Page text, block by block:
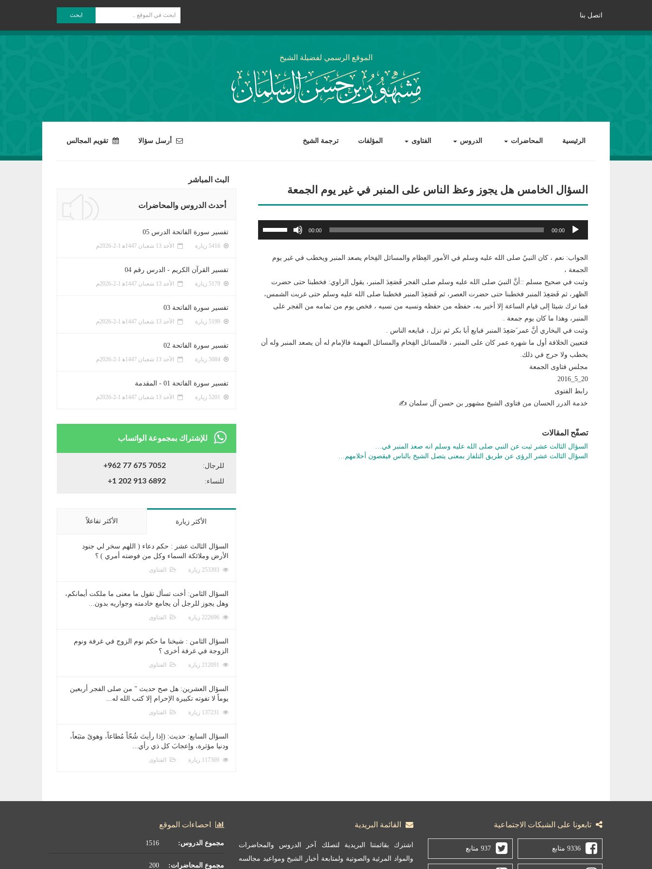
اتصل بنا ابحث
الموقع الرسمي لفضيلة الشيخ
الرئيسية المحاضرات الدروس الفتاوى المؤلفات ترجمة الشيخ أرسل سؤالا تقويم المجالس
السؤال الخامس هل يجوز وعظ الناس على المنبر في غير يوم الجمعة
مشغل
الصوت
00:00
00:00
الجواب: نعم ، كان النبيُ صلى الله عليه وسلم في الأمور العِظام والمسائل الفِخام يصعد المنبر ويخطب في غير يوم
الجمعة ،
وثبت في صحيح مسلم ::أنَّ النبيَ صلى الله عليه وسلم صلى الفجر فَصَعِدَ المنبر، يقول الراوي: فخطبنا حتى حضرت
الظهر، ثم فَصَعِدَ المنبر فخطبنا حتى حضرت العصر، ثم فَصَعِدَ المنبر فخطبنا صلى الله عليه وسلم حتى غربت الشمس،
فما ترك شيئا إلى قيام الساعة إلا أخبر به، حفظه من حفظه ونسيه من نسيه ، فخص يوم من تمامه من الفجر على
المنبر، وهذا ما كان يوم جمعة .
وثبت في البخاري أنَّ عمر َصَعِدَ المنبر فبايع أبا بكر ثم نزل ، فبايعه الناس .
فتعيين الخلافة أول ما شهره عمر كان على المنبر ، فالمسائل الفِخام والمسائل المهمة فالإمام له أن يصعد المنبر وله أن
يخطب ولا حرج في ذلك.
مجلس فتاوى الجمعة
20_5_2016
رابط الفتوى
خدمة الدرر الحسان من فتاوى الشيخ مشهور بن حسن آل سلمان ✍
تصفّح المقالات
السؤال الثالث عشر ثبت عن النبي صلى الله عليه وسلم انه صعد المنبر في…
السؤال الثالث عشر الرؤى عن طريق التلفاز بمعنى يتصل الشيخ بالناس فيقصون أحلامهم…
البث المباشر
أحدث الدروس والمحاضرات
تفسير سورة الفاتحة الدرس 05
الأحد 13 شعبان 1447ﻫ 1-2-2026م
تفسير القرآن الكريم - الدرس رقم 04
الأحد 13 شعبان 1447ﻫ 1-2-2026م
تفسير سورة الفاتحة 03
الأحد 13 شعبان 1447ﻫ 1-2-2026م
تفسير سورة الفاتحة 02
الأحد 13 شعبان 1447ﻫ 1-2-2026م
تفسير سورة الفاتحة 01 - المقدمة
الأحد 13 شعبان 1447ﻫ 1-2-2026م
للإشتراك بمجموعة الواتساب
للرجال: +962 77 675 7052
للنساء: +1 202 913 6892
الأكثر زيارة الأكثر تفاعلاً
السؤال الثالث عشر : حكم دعاء ( اللهم سخر لي جنود
الأرض وملائكة السماء وكل من فوضته أمري ) ؟
الفتاوى
السؤال الثامن: أخت تسأل تقول ما معنى ما ملكت أيمانكم،
وهل يجوز للرجل أن يجامع خادمته وجواريه بدون...
الفتاوى
السؤال الثامن : شيخنا ما حكم نوم الزوج في غرفة ونوم
الزوجة في غرفة أخرى ؟
الفتاوى
السؤال العشرين: هل صح حديث " من صلى الفجر أربعين
يوماً لا تفوته تكبيرة الإحرام إلا كتب الله له...
الفتاوى
السؤال السابع: حديث: (إذا رأيتَ شُحّاً مُطاعاً، وهوىً متبَعاً،
ودنيا مؤثرة، وإعجابَ كل ذي رأي...
الفتاوى
تابعونا على الشبكات الاجتماعية
9336 متابع 937 متابع
القائمة البريدية
اشترك بقائمتنا البريدية لتصلك آخر الدروس والمحاضرات
والمواد المرئية والصوتية ولمتابعة أخبار الشيخ ومواعيد مجالسه
احصاءات الموقع
مجموع الدروس:
مجموع المحاضرات: